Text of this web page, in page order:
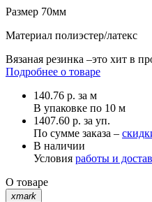
Размер 70мм
Материал полиэстер/латекс
Вязаная резинка –это хит в
Подробнее о товаре
140.76 р. за м
В упаковке по 10 м
1407.60 р. за уп.
По сумме заказа –
В наличии
Условия работы и
О товаре
xmark